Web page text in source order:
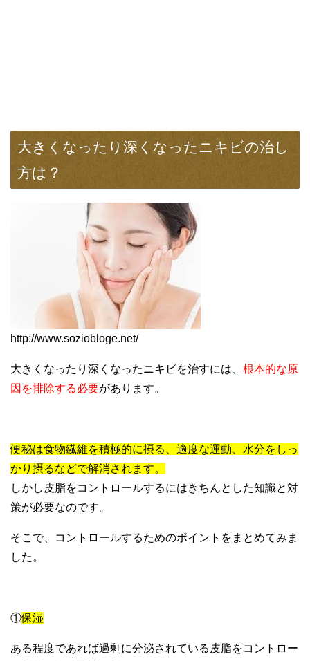
大きくなったり深くなったニキビの治し
方は？
http://www.soziobloge.net/
大きくなったり深くなったニキビを治すには、 根本的な原
因を排除する必要があります。
便秘は食物繊維を積極的に摂る、適度な運動、水分をしっ
かり摂るなどで解消されます。
しかし皮脂をコントロールするにはきちんとした知識と対
策が必要なのです。
そこで、コントロールするためのポイントをまとめてみま
した。
①保湿
ある程度であれば過剰に分泌されている皮脂をコントロー